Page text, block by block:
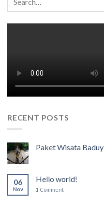
RECENT POSTS
Paket Wisata Baduy
06
Nov
Hello world!
1 Comment